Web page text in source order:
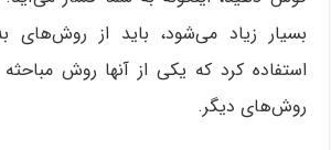
بسیار زیاد می‌شود، باید از روش‌های
استفاده کرد که یکی از آنها روش مباحثه
روش‌های دیگر.